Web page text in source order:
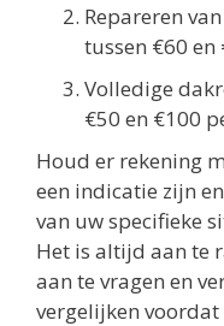
Repareren
tussen €60
Volledige
€50 en €100
Houd er rekening
een indicatie zijn
van uw specifieke
Het is altijd aan te
aan te vragen en
vergelijken voordat